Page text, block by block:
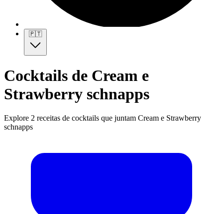
🇵🇹
Cocktails de Cream e
Strawberry schnapps
Explore 2 receitas de cocktails que juntam Cream e Strawberry
schnapps